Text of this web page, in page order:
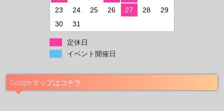
23
24 25 26 27 28
29
30
31
定休日
イベント開催日
Googleマップはコチラ